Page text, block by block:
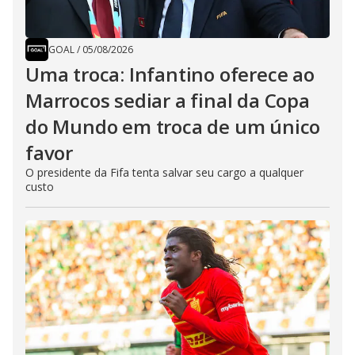
GOAL/ 05/08/2026
Uma troca: Infantino oferece ao
Marrocos sediar a final da Copa
do Mundo em troca de um único
favor
O presidente da Fifa tenta salvar seu cargo a qualquer
custo